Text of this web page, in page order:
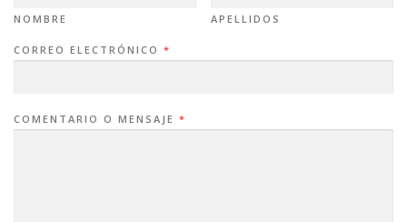
ORDEN ALFABÉTICO CRÉDITOS
NOMBRE APELLIDOS
CORREO ELECTRÓNICO *
COMENTARIO O MENSAJE *